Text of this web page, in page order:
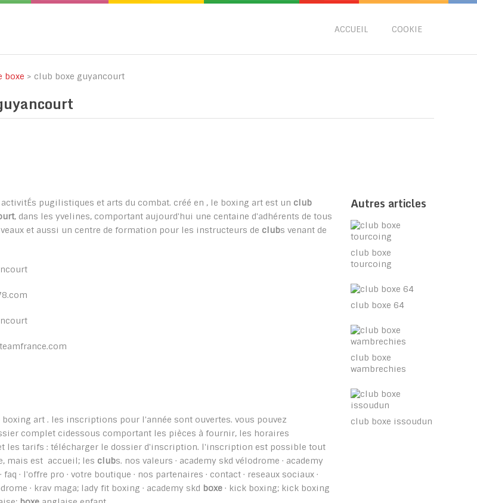
ACCUEIL COOKIE
boxe > club boxe guyancourt
pugilistiques et arts du combat. créé en , le boxing art est un club
, dans les yvelines, comportant aujourd'hui une centaine d'adhérents de tous
et aussi un centre de formation pour les instructeurs de clubs venant de
boxing art . les inscriptions pour l'année sont ouvertes. vous pouvez
complet cidessous comportant les pièces à fournir, les horaires
les tarifs : télécharger le dossier d'inscription. l'inscription est possible tout
mais est accueil; les clubs. nos valeurs · academy skd vélodrome · academy
faq · l'offre pro · votre boutique · nos partenaires · contact · reseaux sociaux ·
· krav maga; lady fit boxing · academy skd boxe · kick boxing; kick boxing
Autres articles
club boxe
tourcoing
club boxe 64
club boxe
wambrechies
club boxe issoudun